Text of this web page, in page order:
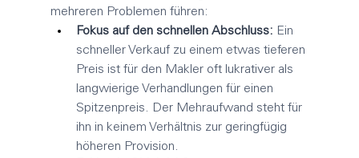
mehreren Problemen führen:
Fokus auf den schnellen Abschluss: Ein
schneller Verkauf zu einem etwas tieferen
Preis ist für den Makler oft lukrativer als
langwierige Verhandlungen für einen
Spitzenpreis. Der Mehraufwand steht für
ihn in keinem Verhältnis zur geringfügig
höheren Provision.